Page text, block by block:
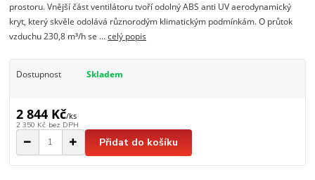
prostoru. Vnější část ventilátoru tvoří odolný ABS anti UV aerodynamický
kryt, který skvěle odolává různorodým klimatickým podmínkám. O průtok
vzduchu 230,8 m³/h se ...celý popis
Dostupnost Skladem
2 844 Kč/ks
2 350 Kč bez DPH
Přidat do košíku